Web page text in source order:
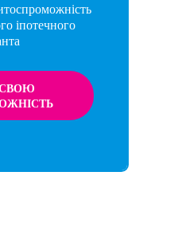
іпотечного
СВОЮ